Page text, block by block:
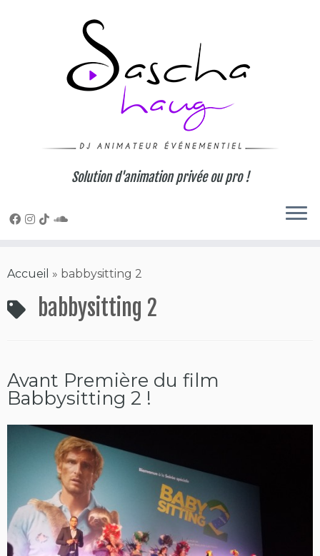
Solution d'animation privée ou pro !
Accueil » babbysitting 2
babbysitting 2
Avant Première du film
Babbysitting 2 !